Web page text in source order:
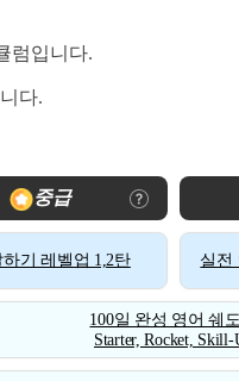
럼입니다.
다.
중급
기 레벨업 1,2탄 실전
100일 완성 영어 쉐
Starter, Rocket, Skill-